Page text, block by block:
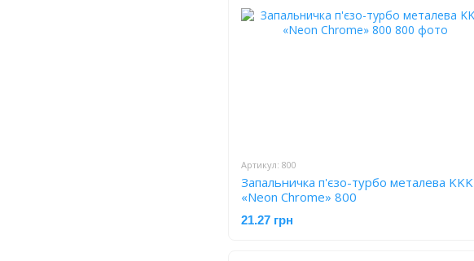
Артикул: 800
Запальничка п'єзо-турбо металева KKK
«Neon Chrome» 800
21.27 грн